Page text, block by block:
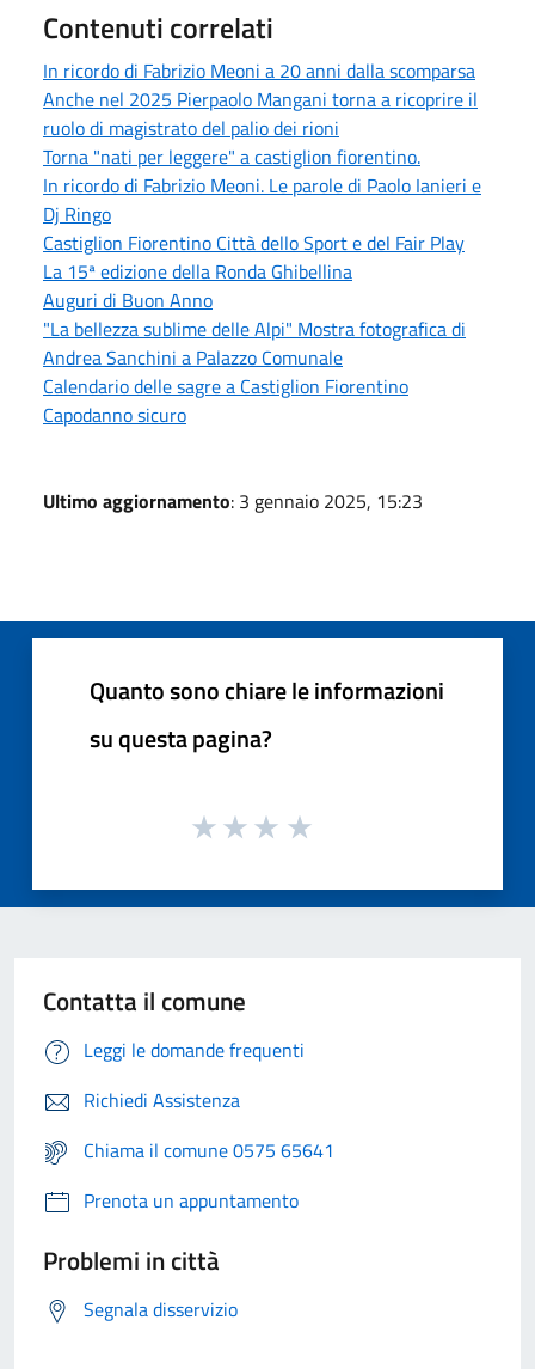
Contenuti correlati
In ricordo di Fabrizio Meoni a 20 anni dalla scomparsa
Anche nel 2025 Pierpaolo Mangani torna a ricoprire il
ruolo di magistrato del palio dei rioni
Torna "nati per leggere" a castiglion fiorentino.
In ricordo di Fabrizio Meoni. Le parole di Paolo Ianieri e
Dj Ringo
Castiglion Fiorentino Città dello Sport e del Fair Play
La 15ª edizione della Ronda Ghibellina
Auguri di Buon Anno
"La bellezza sublime delle Alpi" Mostra fotografica di
Andrea Sanchini a Palazzo Comunale
Calendario delle sagre a Castiglion Fiorentino
Capodanno sicuro
Ultimo aggiornamento: 3 gennaio 2025, 15:23
Quanto sono chiare le informazioni
su questa pagina?
Contatta il comune
Leggi le domande frequenti
Richiedi Assistenza
Chiama il comune 0575 65641
Prenota un appuntamento
Problemi in città
Segnala disservizio